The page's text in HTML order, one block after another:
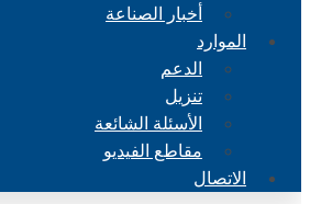
أخبار الصناعة
الموارد
الدعم
تنزيل
الأسئلة الشائعة
مقاطع الفيديو
الاتصال